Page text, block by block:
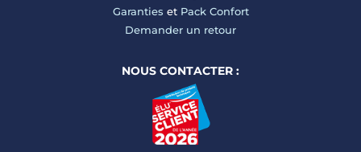
Garanties et Pack Confort
Demander un retour
NOUS CONTACTER :